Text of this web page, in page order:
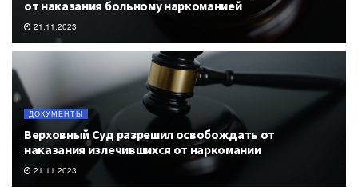
от наказания больному наркоманией
21.11.2023
ДОКУМЕНТЫ
Верховный Суд разрешил освобождать от
наказания излечившихся от наркомании
21.11.2023